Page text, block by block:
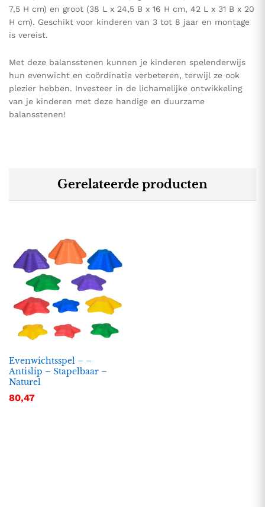
7,5 H cm) en groot (38 L x 24,5 B x 16 H cm, 42 L x 31 B x 20
H cm). Geschikt voor kinderen van 3 tot 8 jaar en montage
is vereist.
Met deze balansstenen kunnen je kinderen spelenderwijs
hun evenwicht en coördinatie verbeteren, terwijl ze ook
plezier hebben. Investeer in de lichamelijke ontwikkeling
van je kinderen met deze handige en duurzame
balansstenen!
Gerelateerde producten
Evenwichtsspel – –
Antislip – Stapelbaar –
Naturel
80,47